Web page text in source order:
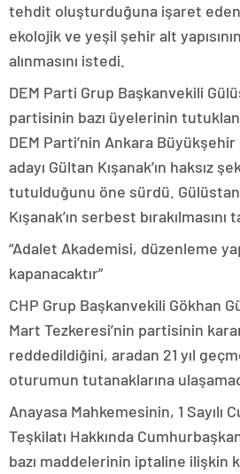
tehdit oluşturduğuna işaret
ekolojik ve yeşil şehir alt
alınmasını istedi.
DEM Parti Grup Başkanvekili
partisinin bazı üyelerinin
DEM Parti’nin Ankara
adayı Gültan Kışanak’ın haksız
tutulduğunu öne sürdü. Gülüstan
Kışanak’ın serbest bırakılmasını
“Adalet Akademisi, düzenleme
kapanacaktır”
CHP Grup Başkanvekili Gökhan
Mart Tezkeresi’nin partisinin
reddedildiğini, aradan 21 yıl
oturumun tutanaklarına
Anayasa Mahkemesinin, 1 Sayılı
Teşkilatı Hakkında
bazı maddelerinin iptaline ilişkin